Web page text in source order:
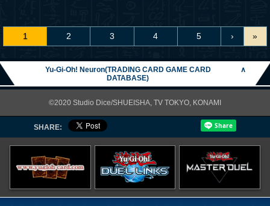
1 2 3 4 5 › »
Yu-Gi-Oh! Neuron(TRADING CARD GAME CARD
DATABASE)
∧
©2020 Studio Dice/SHUEISHA, TV TOKYO, KONAMI
SHARE: